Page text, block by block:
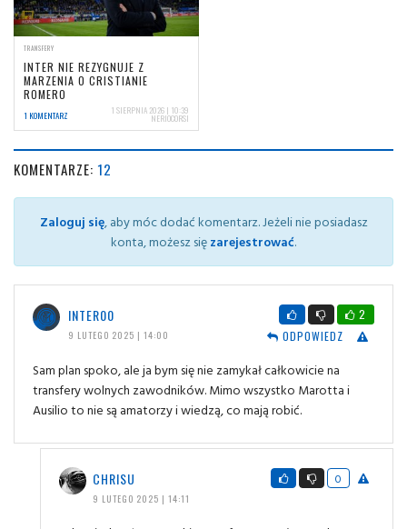
TRANSFERY
INTER NIE REZYGNUJE Z
MARZENIA O CRISTIANIE
ROMERO
1 KOMENTARZ 1 SIERPNIA 2026 | 10:39
NERIOCORSI
KOMENTARZE: 12
Zaloguj się, aby móc dodać komentarz. Jeżeli nie posiadasz
konta, możesz sięzarejestrować.
INTER00
9 LUTEGO 2025 | 14:00
2
ODPOWIEDZ
Sam plan spoko, ale ja bym się nie zamykał całkowicie na
transfery wolnych zawodników. Mimo wszystko Marotta i
Ausilio to nie są amatorzy i wiedzą, co mają robić.
CHRISU
9 LUTEGO 2025 | 14:11
0